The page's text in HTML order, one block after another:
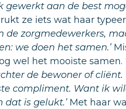
gewerkt aan de best
ze iets wat haar
de zorgmedewerkers,
we doen het samen.’
wel het mooiste samen.
de bewoner of
compliment. Want ik
dat is gelukt.’ Met haar